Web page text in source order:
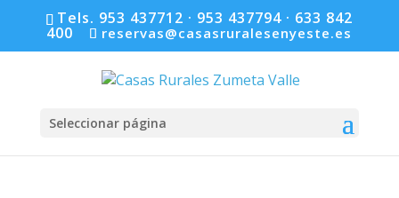
Tels. 953 437712 · 953 437794 · 633 842
400 reservas@casasruralesenyeste.es
Seleccionar página